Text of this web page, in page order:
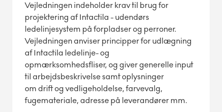
Vejledningen indeholder krav til brug for
projektering af Intactila - udendørs
ledelinjesystem på forpladser og perroner.
Vejledningen anviser principper for udlægning
af Intactila ledelinje- og
opmærksomhedsfliser, og giver generelle input
til arbejdsbeskrivelse samt oplysninger
om drift og vedligeholdelse, farvevalg,
fugemateriale, adresse på leverandører mm.